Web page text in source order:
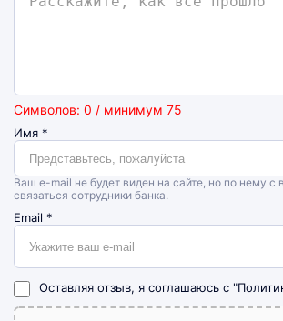
Символов: 0 / минимум 75
Имя *
Ваш e-mail не будет виден на сайте, но по нему с
связаться сотрудники банка.
Email *
Оставляя отзыв, я соглашаюсь с